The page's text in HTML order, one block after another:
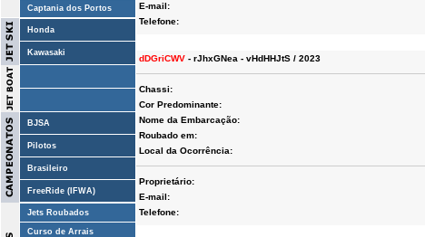
Captania dos Portos
Honda
Kawasaki
BJSA
Pilotos
Brasileiro
FreeRide (IFWA)
Jets Roubados
Curso de Arrais
E-mail:
Telefone:
dDGriCWV - rJhxGNea - vHdHHJtS / 2023
Chassi:
Cor Predominante:
Nome da Embarcação:
Roubado em:
Local da Ocorrência:
Proprietário:
E-mail:
Telefone: